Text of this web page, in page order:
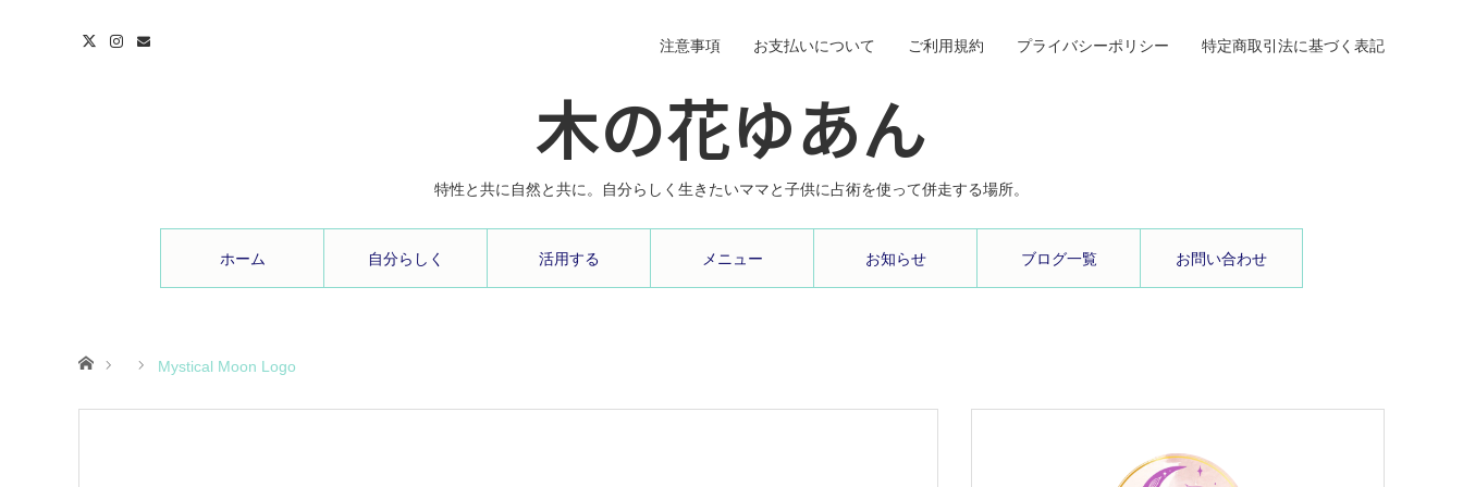
木の花ゆあん
特性と共に自然と共に。自分らしく生きたいママと子供に占術を使って併走する場所。
ホーム 自分らしく 活用する メニュー お知らせ ブログ一覧 お問い合わせ
注意事項 お支払いについて ご利用規約 プライバシーポリシー 特定商取引法に基づく表記
ホーム Mystical Moon Logo